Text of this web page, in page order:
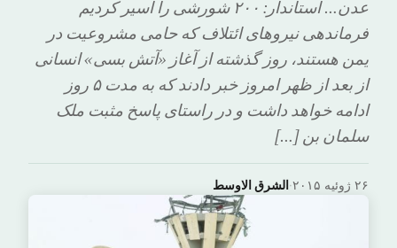
عدن… استاندار: ۲۰۰ شورشی را اسیر کردیم
فرماندهی نیروهای ائتلاف که حامی مشروعیت در
یمن هستند، روز گذشته از آغاز «آتش بسی» انسانی
از بعد از ظهر امروز خبر دادند که به مدت ۵ روز
ادامه خواهد داشت و در راستای پاسخ مثبت ملک
سلمان بن […]
الشرق الاوسط· ۲۶ ژوئیه ۲۰۱۵